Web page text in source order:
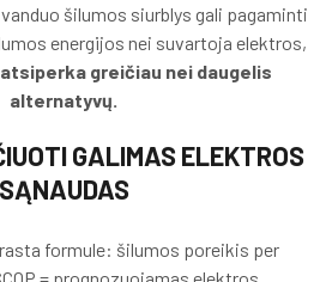
šilumos siurblys gali pagaminti
energijos nei suvartoja elektros,
greičiau nei daugelis
alternatyvų.
GALIMAS ELEKTROS
SĄNAUDAS
formule: šilumos poreikis per